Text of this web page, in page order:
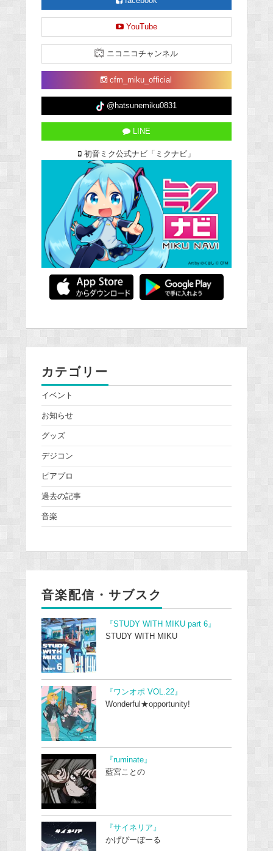
YouTube
ニコニコチャンネル
cfm_miku_official
@hatsunemiku0831
LINE
初音ミク公式ナビ「ミクナビ」
カテゴリー
イベント
お知らせ
グッズ
デジコン
ピアプロ
過去の記事
音楽
音楽配信・サブスク
『STUDY WITH MIKU part 6』
STUDY WITH MIKU
『ワンオポ VOL.22』
Wonderful★opportunity!
『ruminate』
藍宮ことの
『サイネリア』
かげぴーぼーる